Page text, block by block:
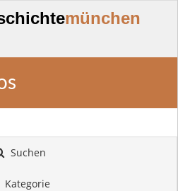
münchen
Suchen
Kategorie